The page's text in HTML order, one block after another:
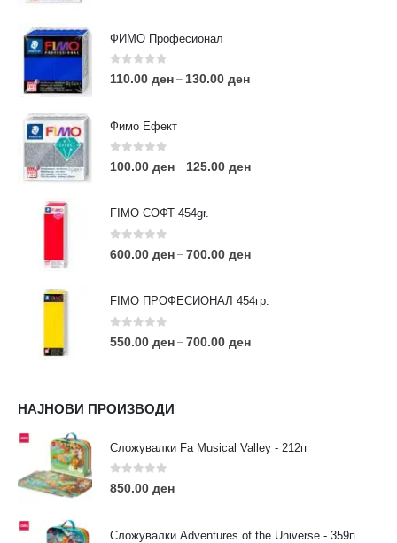
ФИМО Професионал
0out of 5
110.00 ден – 130.00 ден
Фимо Ефект
0 out of 5
100.00 ден – 125.00 ден
FIMO СОФТ 454gr.
0out of 5
600.00 ден – 700.00 ден
FIMO ПРОФЕСИОНАЛ 454гр.
0out of 5
550.00 ден – 700.00 ден
НАЈНОВИ ПРОИЗВОДИ
Сложувалки Fa Musical Valley - 212п
0out of 5
850.00 ден
Сложувалки Adventures of the Universe - 359п
АДРЕСА:
ул. 3та Македонска Бригада бр.46
ТЕЛЕФОН:
0038977640534
contact@moehobi.mk